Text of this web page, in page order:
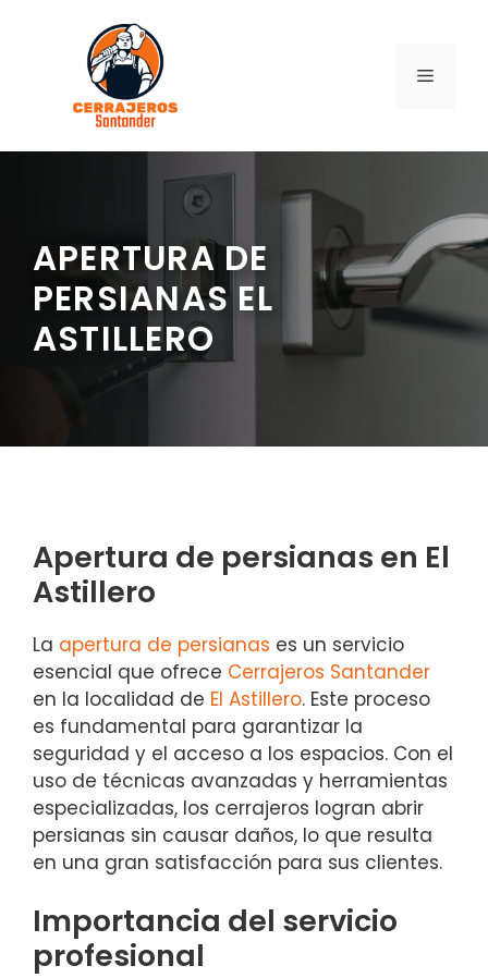
contenido
MENÚ
APERTURA DE
PERSIANAS EL
ASTILLERO
Apertura de persianas en El
Astillero
La apertura de persianas es un servicio
esencial que ofrece Cerrajeros Santander
en la localidad de El Astillero. Este proceso
es fundamental para garantizar la
seguridad y el acceso a los espacios. Con el
uso de técnicas avanzadas y herramientas
especializadas, los cerrajeros logran abrir
persianas sin causar daños, lo que resulta
en una gran satisfacción para sus clientes.
Importancia del servicio
profesional